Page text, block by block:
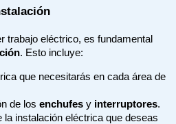
trabajo eléctrico, es fundamental
. Esto incluye:
que necesitarás en cada área de
de los enchufes y interruptores.
la instalación eléctrica que deseas